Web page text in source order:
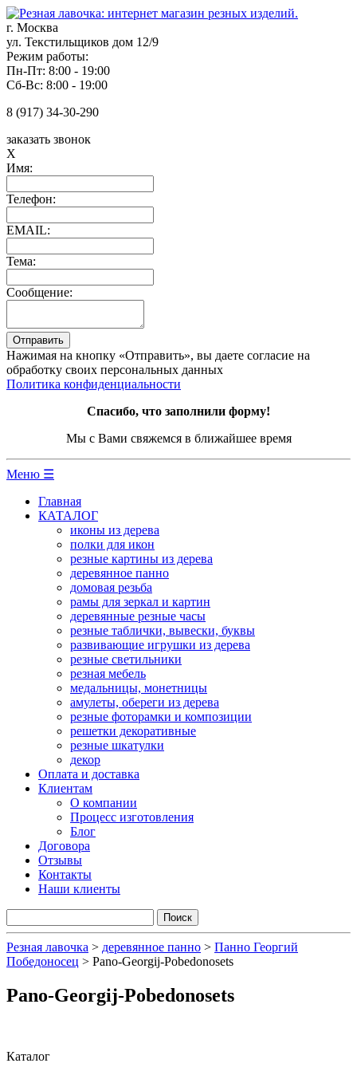
г. Москва
ул. Текстильщиков дом 12/9
Режим работы:
Пн-Пт: 8:00 - 19:00
Сб-Вс: 8:00 - 19:00
8 (917) 34-30-290
заказать звонок
X
Имя:
Телефон:
EMAIL:
Тема:
Сообщение:
Нажимая на кнопку «Отправить», вы даете согласие на
обработку своих персональных данных
Политика конфиденциальности
Спасибо, что заполнили форму!
Мы с Вами свяжемся в ближайшее время
Меню ☰
Главная
КАТАЛОГ
иконы из дерева
полки для икон
резные картины из дерева
деревянное панно
домовая резьба
рамы для зеркал и картин
деревянные резные часы
резные таблички, вывески, буквы
развивающие игрушки из дерева
резные светильники
резная мебель
медальницы, монетницы
амулеты, обереги из дерева
резные фоторамки и композиции
решетки декоративные
резные шкатулки
декор
Оплата и доставка
Клиентам
О компании
Процесс изготовления
Блог
Договора
Отзывы
Контакты
Наши клиенты
Резная лавочка > деревянное панно > Панно Георгий
Победоносец > Pano-Georgij-Pobedonosets
Pano-Georgij-Pobedonosets
Каталог